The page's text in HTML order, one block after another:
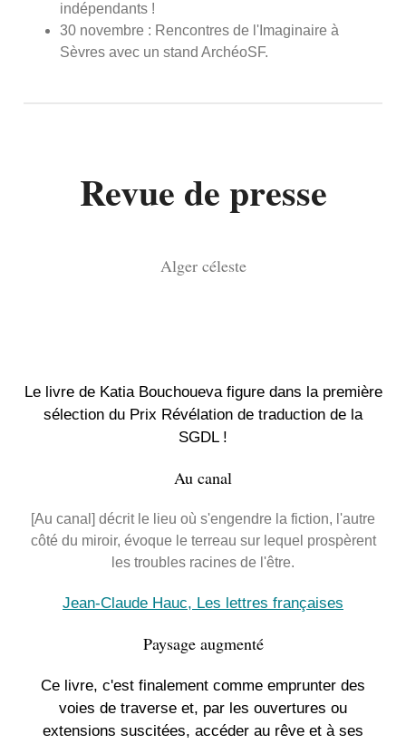
indépendants !
30 novembre : Rencontres de l'Imaginaire à
Sèvres avec un stand ArchéoSF.
Revue de presse
Alger céleste
Le livre de Katia Bouchoueva figure dans la première
sélection du Prix Révélation de traduction de la
SGDL !
Au canal
[Au canal] décrit le lieu où s'engendre la fiction, l'autre
côté du miroir, évoque le terreau sur lequel prospèrent
les troubles racines de l'être.
Jean-Claude Hauc, Les lettres françaises
Paysage augmenté
Ce livre, c'est finalement comme emprunter des
voies de traverse et, par les ouvertures ou
extensions suscitées, accéder au rêve et à ses